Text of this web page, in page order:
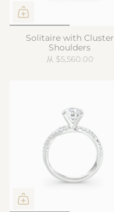
Solitaire with Cluster
Shoulders
从 $5,560.00